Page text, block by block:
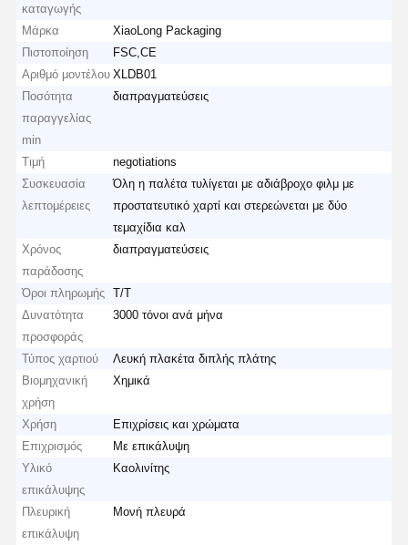
καταγωγής
Μάρκα
XiaoLong Packaging
Πιστοποίηση
FSC,CE
Αριθμό μοντέλου XLDB01
Ποσότητα
παραγγελίας
min
διαπραγματεύσεις
Τιμή
negotiations
Συσκευασία
λεπτομέρειες
Όλη η παλέτα τυλίγεται με αδιάβροχο φιλμ με
προστατευτικό χαρτί και στερεώνεται με δύο
τεμαχίδια καλ
Χρόνος
παράδοσης
διαπραγματεύσεις
Όροι πληρωμής
Τ/Τ
Δυνατότητα
προσφοράς
3000 τόνοι ανά μήνα
Τύπος χαρτιού
Λευκή πλακέτα διπλής πλάτης
Βιομηχανική
χρήση
Χημικά
Χρήση
Επιχρίσεις και χρώματα
Επιχρισμός
Με επικάλυψη
Υλικό
επικάλυψης
Καολινίτης
Πλευρική
επικάλυψη
Μονή πλευρά